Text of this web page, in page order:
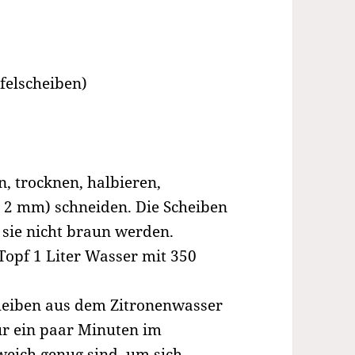
trocknen, halbieren,
mm) schneiden. Die Scheiben
nicht braun werden.
1 Liter Wasser mit 350
aus dem Zitronenwasser
ein paar Minuten im